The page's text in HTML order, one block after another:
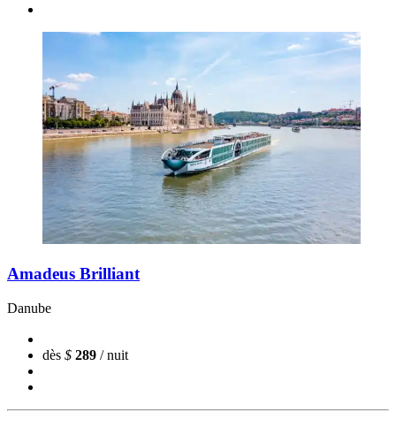
Amadeus Brilliant
Danube
dès $ 289 / nuit